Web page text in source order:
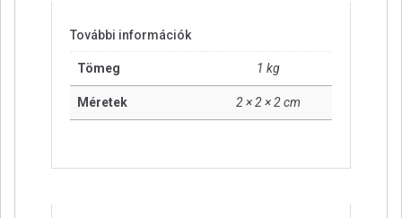
További információk
Tömeg 1 kg
Méretek 2 × 2 × 2 cm